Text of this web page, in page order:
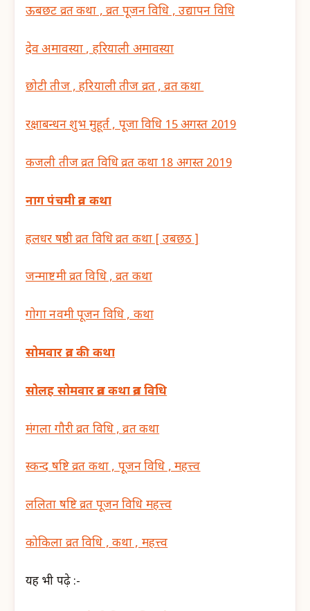
ऊबछट व्रत कथा , व्रत पूजन विधि , उद्यापन विधि
देव अमावस्या , हरियाली अमावस्या
छोटी तीज , हरियाली तीज व्रत , व्रत कथा
रक्षाबन्धन शुभ मुहूर्त , पूजा विधि 15 अगस्त 2019
कजली तीज व्रत विधि व्रत कथा 18 अगस्त 2019
नाग पंचमी व्रत कथा
हलधर षष्ठी व्रत विधि व्रत कथा [ उबछठ ]
जन्माष्टमी व्रत विधि , व्रत कथा
गोगा नवमी पूजन विधि , कथा
सोमवार व्रत की कथा
सोलह सोमवार व्रत कथा व्रत विधि
मंगला गौरी व्रत विधि , व्रत कथा
स्कन्द षष्टि व्रत कथा , पूजन विधि , महत्त्व
ललिता षष्टि व्रत पूजन विधि महत्त्व
कोकिला व्रत विधि , कथा , महत्त्व
यह भी पढ़े :-